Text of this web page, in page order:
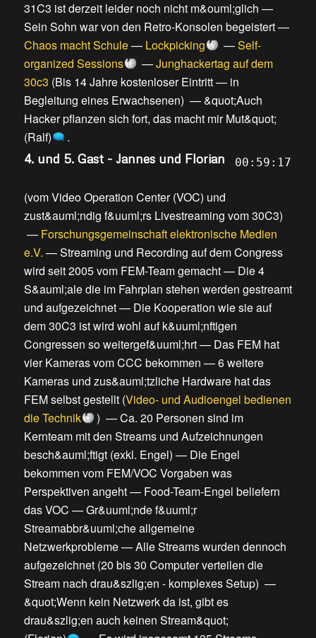
31C3 ist derzeit leider noch nicht m&ouml;glich —
Sein Sohn war von den Retro-Konsolen begeistert—
Chaos macht Schule— Lockpicking —Self-
organized Sessions
—Junghackertag auf dem
30c3 (Bis 14 Jahre kostenloser Eintritt— in
Begleitung eines Erwachsenen) —&quot;Auch
Hacker pflanzen sich fort, das macht mir Mut&quot;
(Ralf)
.
4. und 5. Gast - Jannes und Florian 00:59:17
(vom Video Operation Center (VOC) und
zust&auml;ndig f&uuml;rs Livestreaming vom 30C3)
— Forschungsgemeinschaft elektronische Medien
e.V. —Streaming und Recording auf dem Congress
wird seit 2005 vom FEM-Team gemacht— Die 4
S&auml;ale die im Fahrplan stehen werden gestreamt
und aufgezeichnet— Die Kooperation wie sie auf
dem 30C3 ist wird wohl auf k&uuml;nftigen
Congressen so weitergef&uuml;hrt— Das FEM hat
vier Kameras vom CCC bekommen —6 weitere
Kameras und zus&auml;tzliche Hardware hat das
FEM selbst gestellt(Video- und Audioengel bedienen
die Technik
) —Ca. 20 Personen sind im
Kernteam mit den Streams und Aufzeichnungen
besch&auml;ftigt (exkl. Engel) — Die Engel
bekommen vom FEM/VOC Vorgaben was
Perspektiven angeht— Food-Team-Engel beliefern
das VOC —Gr&uuml;nde f&uuml;r
Streamabbr&uuml;che allgemeine
Netzwerkprobleme—Alle Streams wurden dennoch
aufgezeichnet(20 bis 30 Computer verteilen die
Stream nach drau&szlig;en - komplexes Setup) —
&quot;Wenn kein Netzwerk da ist, gibt es
drau&szlig;en auch keinen Stream&quot;